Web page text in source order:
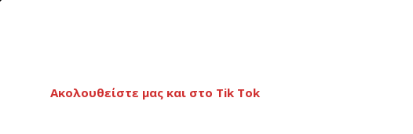
Ακολουθείστε μας και στο Tik Tok